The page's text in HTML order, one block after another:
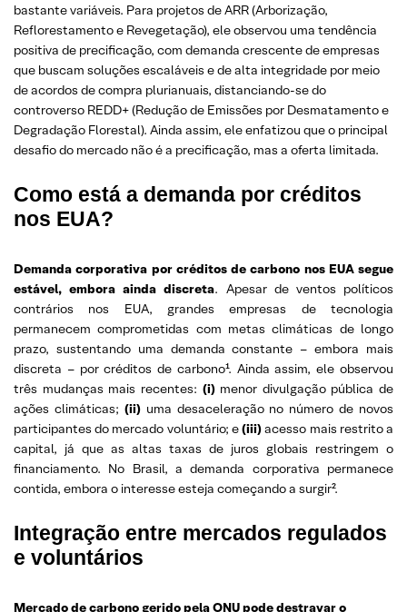
bastante variáveis. Para projetos de ARR (Arborização,
Reflorestamento e Revegetação), ele observou uma tendência
positiva de precificação, com demanda crescente de empresas
que buscam soluções escaláveis ​​e de alta integridade por meio
de acordos de compra plurianuais, distanciando-se do
controverso REDD+ (Redução de Emissões por Desmatamento e
Degradação Florestal). Ainda assim, ele enfatizou que o principal
desafio do mercado não é a precificação, mas a oferta limitada.
Como está a demanda por créditos
nos EUA?
Demanda corporativa por créditos de carbono nos EUA segue
estável, embora ainda discreta. Apesar de ventos políticos
contrários nos EUA, grandes empresas de tecnologia
permanecem comprometidas com metas climáticas de longo
prazo, sustentando uma demanda constante – embora mais
discreta – por créditos de carbono¹. Ainda assim, ele observou
três mudanças mais recentes: (i)menor divulgação pública de
ações climáticas; (ii) uma desaceleração no número de novos
participantes do mercado voluntário; e(iii)acesso mais restrito a
capital, já que as altas taxas de juros globais restringem o
financiamento. No Brasil, a demanda corporativa permanece
contida, embora o interesse esteja começando a surgir².
Integração entre mercados regulados
e voluntários
Mercado de carbono gerido pela ONU pode destravar o